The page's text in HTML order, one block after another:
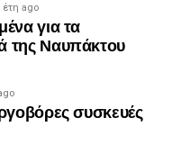
έτη ago
για τα
της Ναυπάκτου
συσκευές